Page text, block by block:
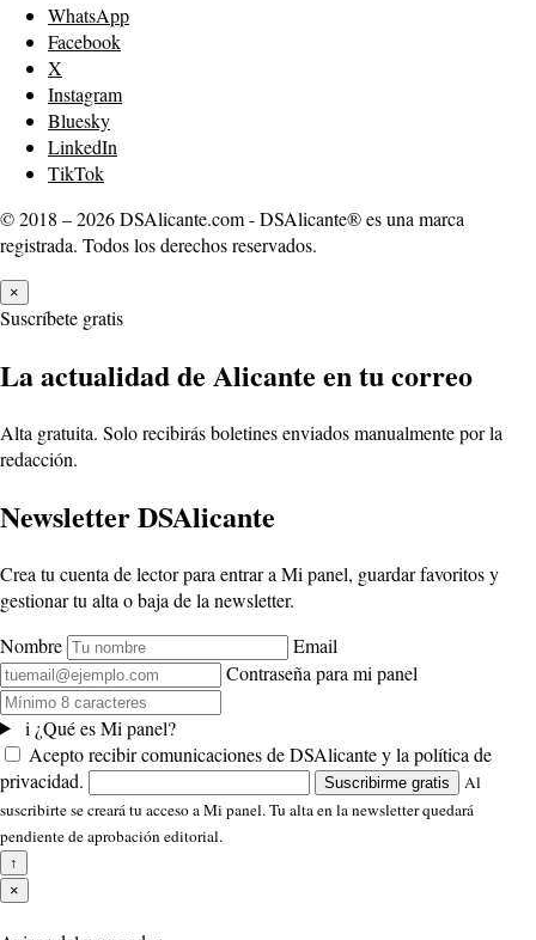
WhatsApp
Facebook
X
Instagram
Bluesky
LinkedIn
TikTok
© 2018 – 2026 DSAlicante.com - DSAlicante® es una marca
registrada. Todos los derechos reservados.
×
Suscríbete gratis
La actualidad de Alicante en tu correo
Alta gratuita. Solo recibirás boletines enviados manualmente por la
redacción.
Newsletter DSAlicante
Crea tu cuenta de lector para entrar a Mi panel, guardar favoritos y
gestionar tu alta o baja de la newsletter.
Nombre
Email
Contraseña para mi panel
i ¿Qué es Mi panel?
Acepto recibir comunicaciones de DSAlicante y la política de
privacidad.
Suscribirme gratis
Al
suscribirte se creará tu acceso a Mi panel. Tu alta en la newsletter quedará
pendiente de aprobación editorial.
↑
×